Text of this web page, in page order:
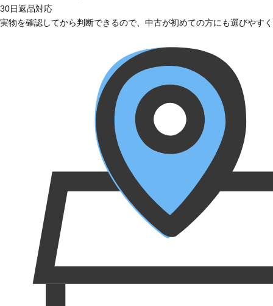
30日返品対応
実物を確認してから判断できるので、中古が初めての方にも選びやす